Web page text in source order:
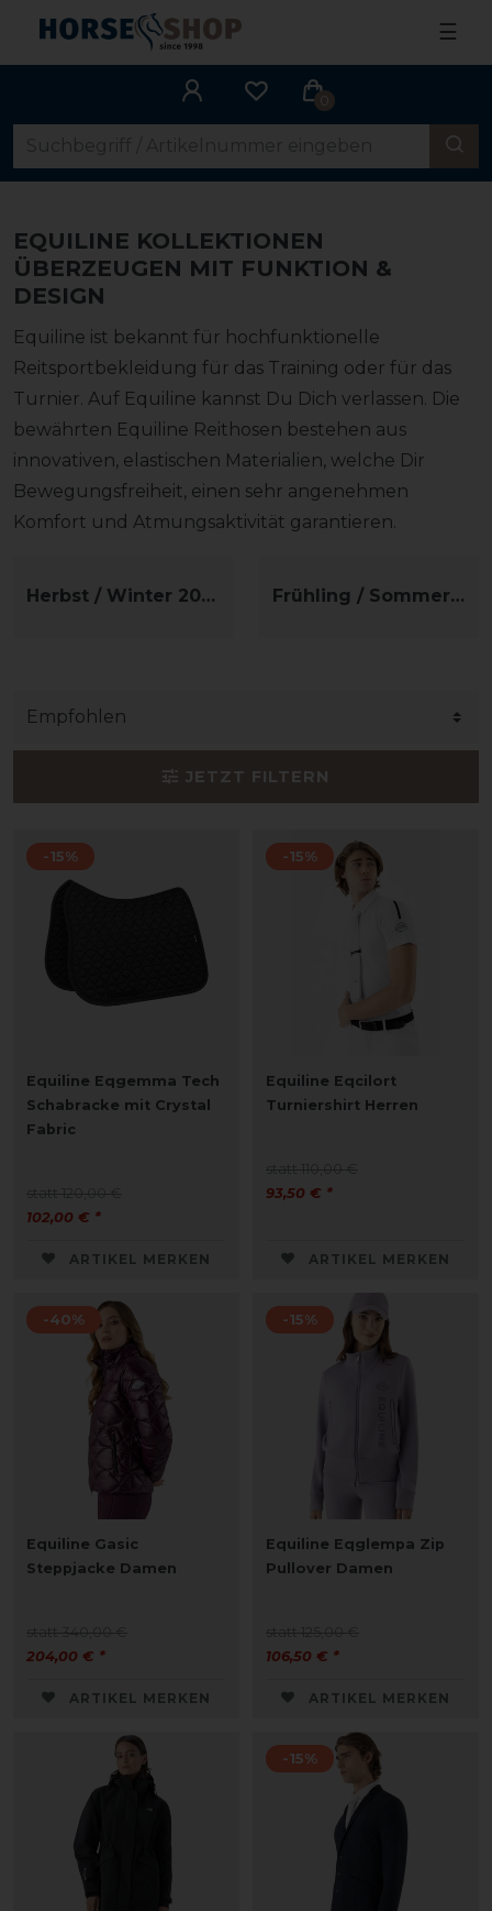
☰
0
EQUILINE KOLLEKTIONEN
ÜBERZEUGEN MIT FUNKTION &
DESIGN
Equiline ist bekannt für hochfunktionelle
Reitsportbekleidung für das Training oder für das
Turnier. Auf Equiline kannst Du Dich verlassen. Die
bewährten Equiline Reithosen bestehen aus
innovativen, elastischen Materialien, welche Dir
Bewegungsfreiheit, einen sehr angenehmen
Komfort und Atmungsaktivität garantieren.
Herbst / Winter 2026 Frühling / Sommer 2026
JETZT FILTERN
-15%
Equiline Eqgemma Tech
Schabracke mit Crystal
Fabric
102,00 € *
ARTIKEL MERKEN
-15%
Equiline Eqcilort
Turniershirt Herren
93,50 € *
ARTIKEL MERKEN
-40%
Equiline Gasic
Steppjacke Damen
204,00 € *
ARTIKEL MERKEN
-15%
Equiline Eqglempa Zip
Pullover Damen
106,50 € *
ARTIKEL MERKEN
-15%